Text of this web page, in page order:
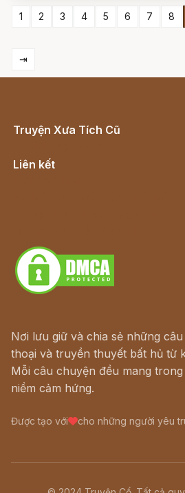
1 2 3 4 5 6 7 8
⇥
Truyện Xưa Tích Cũ
Liên kết
Nơi lưu giữ và chia sẻ những
thoại và truyền thuyết bất hủ từ
Mỗi câu chuyện đều mang
niềm cảm hứng.
Được tạo với cho những người yêu